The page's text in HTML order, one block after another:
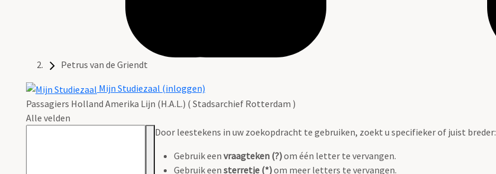
Petrus van de Griendt
Mijn Studiezaal (inloggen)
Passagiers Holland Amerika Lijn (H.A.L.) ( Stadsarchief Rotterdam )
Alle velden
Door leestekens in uw zoekopdracht te gebruiken, zoekt u specifieker of juist breder:
Gebruik een vraagteken (?)om één letter te vervangen.
Gebruik een sterretje (*)om meer letters te vervangen.